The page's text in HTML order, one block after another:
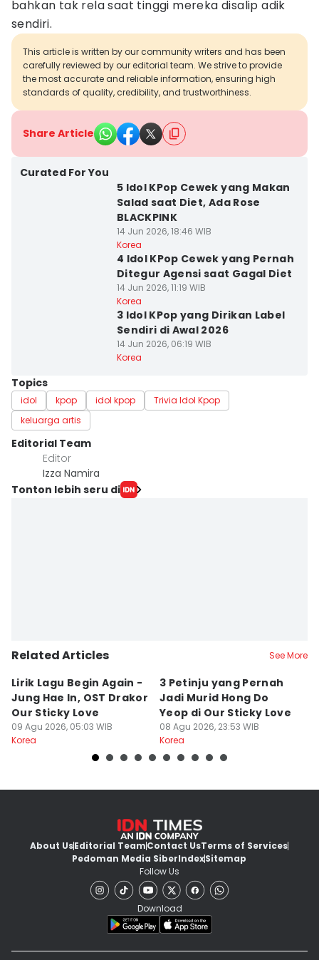
bahkan tak rela saat tinggi mereka disalip adik
sendiri.
This article is written by our community writers and has been
carefully reviewed by our editorial team. We strive to provide
the most accurate and reliable information, ensuring high
standards of quality, credibility, and trustworthiness.
Share Article
Curated For You
5 Idol KPop Cewek yang Makan
Salad saat Diet, Ada Rose
BLACKPINK
14 Jun 2026, 18:46 WIB
Korea
4 Idol KPop Cewek yang Pernah
Ditegur Agensi saat Gagal Diet
14 Jun 2026, 11:19 WIB
Korea
3 Idol KPop yang Dirikan Label
Sendiri di Awal 2026
14 Jun 2026, 06:19 WIB
Korea
Topics
idol kpop idol kpop
Trivia Idol Kpop
keluarga artis
Editorial Team
Editor
Izza Namira
Tonton lebih seru di
Related Articles See More
Lirik Lagu Begin Again -
Jung Hae In, OST Drakor
Our Sticky Love
09 Agu 2026, 05:03 WIB
Korea
3 Petinju yang Pernah
Jadi Murid Hong Do
Yeop di Our Sticky Love
08 Agu 2026, 23:53 WIB
Korea
About UsEditorial TeamContact UsTerms of Services
Pedoman Media SiberIndexSitemap
Follow Us
Download